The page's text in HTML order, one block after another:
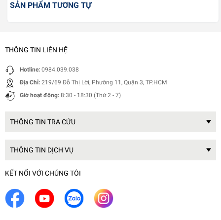
SẢN PHẨM TƯƠNG TỰ
THÔNG TIN LIÊN HỆ
Hotline: 0984.039.038
Địa Chỉ: 219/69 Đỗ Thị Lời, Phường 11, Quận 3, TP.HCM
Giờ hoạt động: 8:30 - 18:30 (Thứ 2 - 7)
THÔNG TIN TRA CỨU
THÔNG TIN DỊCH VỤ
KẾT NỐI VỚI CHÚNG TÔI